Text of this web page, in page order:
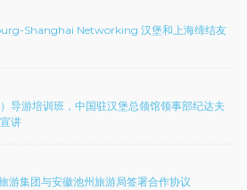
Shanghai Networking 汉堡和上海缔结友
导游培训班，中国驻汉堡总领馆领事部纪达夫
讲
游集团与安徽池州旅游局签署合作协议